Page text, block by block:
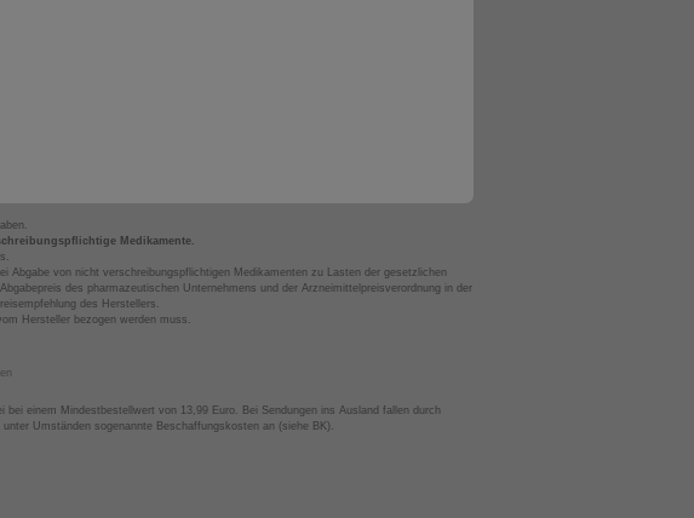
Medikamente.
Abgabe von nicht verschreibungspflichtigen Medikamenten zu Lasten der gesetzlichen
des pharmazeutischen Unternehmens und der Arzneimittelpreisverordnung in der
des Herstellers.
Hersteller bezogen werden muss.
einem Mindestbestellwert von 13,99 Euro. Bei Sendungen ins Ausland fallen durch
Umständen sogenannte Beschaffungskosten an (siehe BK).